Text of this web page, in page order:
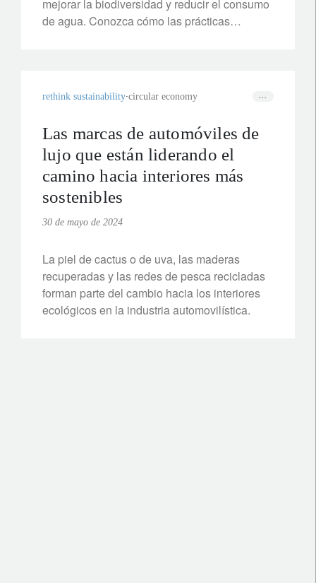
mejorar la biodiversidad y reducir el consumo
de agua. Conozca cómo las prácticas
rethink sustainability circular economy
Las marcas de automóviles de
lujo que están liderando el
camino hacia interiores más
sostenibles
30 de mayo de 2024
La piel de cactus o de uva, las maderas
recuperadas y las redes de pesca recicladas
forman parte del cambio hacia los interiores
ecológicos en la industria automovilística.